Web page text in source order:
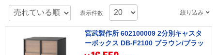
表示件数 絞り込み
宮武製作所 602100009 2分別キャスタ
ーボックス DB-F2100 ブラウン/ブラッ
ク